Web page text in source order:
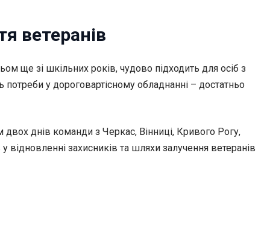
ветеранів
ще зі шкільних років, чудово підходить для осіб з
у дороговартісному обладнанні – достатньо
двох днів команди з Черкас, Вінниці, Кривого Рогу,
захисників та шляхи залучення ветеранів